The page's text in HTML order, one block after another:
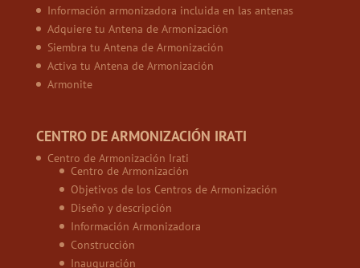
Información armonizadora incluida en las antenas
Adquiere tu Antena de Armonización
Siembra tu Antena de Armonización
Activa tu Antena de Armonización
Armonite
CENTRO DE ARMONIZACIÓN IRATI
Centro de Armonización Irati
Centro de Armonización
Objetivos de los Centros de Armonización
Diseño y descripción
Información Armonizadora
Construcción
Inauguración